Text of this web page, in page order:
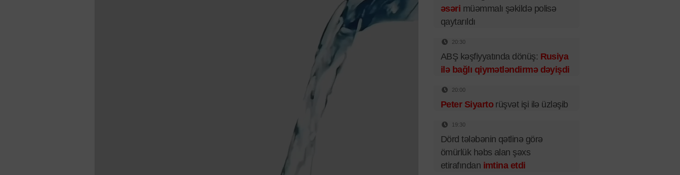
əsəri müəmmalı şəkildə polisə
qaytarıldı
20:30
ABŞ kəşfiyyatında dönüş: Rusiya
ilə bağlı qiymətləndirmə dəyişdi
20:00
Peter Siyartorüşvət işi ilə üzləşib
19:30
Dörd tələbənin qətlinə görə
ömürlük həbs alan şəxs
etirafından imtina etdi